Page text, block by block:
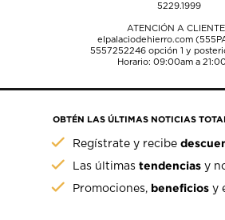
5229.1999
ATENCIÓN A
elpalaciodehierro.com
5557252246opción 1 y
Horario: 09:00am a
OBTÉN LAS ÚLTIMAS NOTICIAS
Regístrate y recibe
Las últimastendencias y
Promociones, beneficios y